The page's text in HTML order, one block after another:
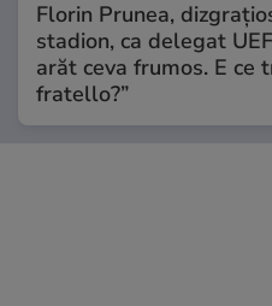
Florin Prunea,
stadion, ca delegat
arăt ceva frumos. E ce
fratello?”